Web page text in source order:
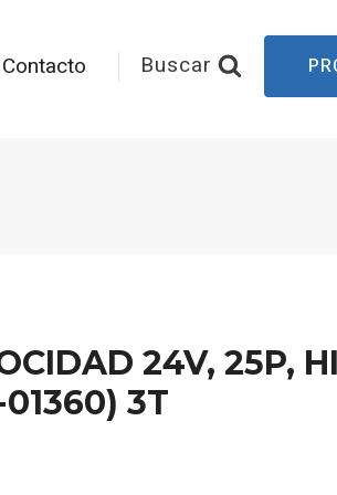
Contacto Buscar
24V, 25P,
3T